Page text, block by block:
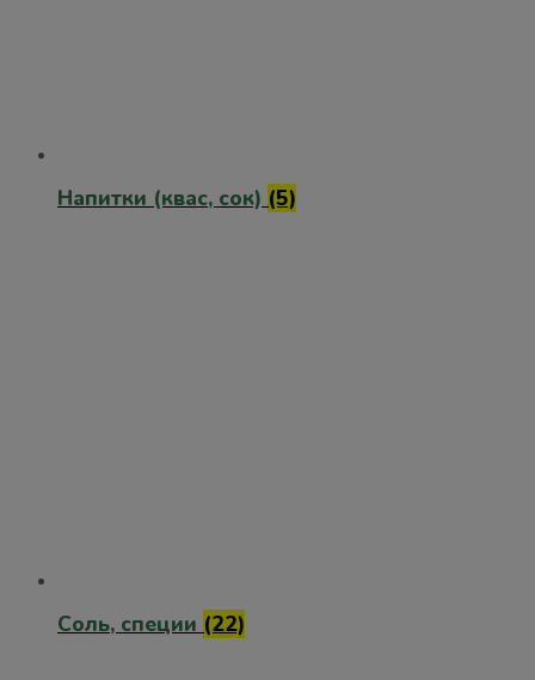
Напитки (квас, сок) (5)
Соль, специи (22)